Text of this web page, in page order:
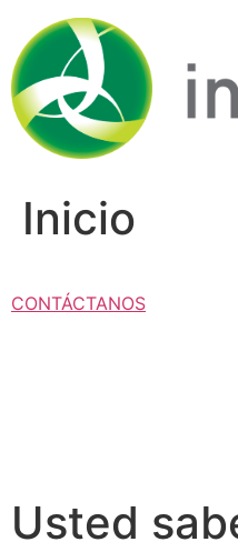
contenido
Inicio
CONTÁCTANOS
Usted